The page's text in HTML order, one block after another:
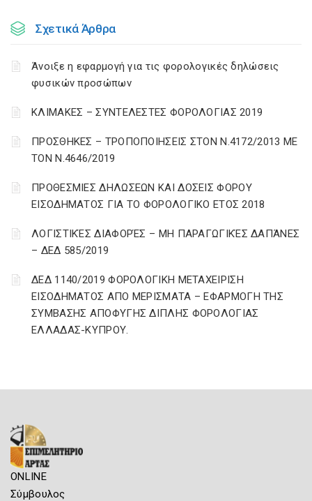
Σχετικά Άρθρα
Άνοιξε η εφαρμογή για τις φορολογικές δηλώσεις
φυσικών προσώπων
ΚΛΙΜΑΚΕΣ – ΣΥΝΤΕΛΕΣΤΕΣ ΦΟΡΟΛΟΓΙΑΣ 2019
ΠΡΟΣΘΗΚΕΣ – ΤΡΟΠΟΠΟΙΗΣΕΙΣ ΣΤΟΝ Ν.4172/2013 ΜΕ
ΤΟΝ Ν.4646/2019
ΠΡΟΘΕΣΜΙΕΣ ΔΗΛΩΣΕΩΝ ΚΑΙ ΔΟΣΕΙΣ ΦΟΡΟΥ
ΕΙΣΟΔΗΜΑΤΟΣ ΓΙΑ ΤΟ ΦΟΡΟΛΟΓΙΚΟ ΕΤΟΣ 2018
ΛΟΓΙΣΤΙΚΈΣ ΔΙΑΦΟΡΈΣ – ΜΗ ΠΑΡΑΓΩΓΙΚΈΣ ΔΑΠΆΝΕΣ
– ΔΕΔ 585/2019
ΔΕΔ 1140/2019 ΦΟΡΟΛΟΓΙΚΗ ΜΕΤΑΧΕΙΡΙΣΗ
ΕΙΣΟΔΗΜΑΤΟΣ ΑΠΟ ΜΕΡΙΣΜΑΤΑ – ΕΦΑΡΜΟΓΗ ΤΗΣ
ΣΥΜΒΑΣΗΣ ΑΠΟΦΥΓΗΣ ΔΙΠΛΗΣ ΦΟΡΟΛΟΓΙΑΣ
ΕΛΛΑΔΑΣ-ΚΥΠΡΟΥ.
ONLINE
Σύμβουλος